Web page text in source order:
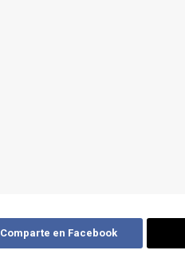
Comparte en Facebook